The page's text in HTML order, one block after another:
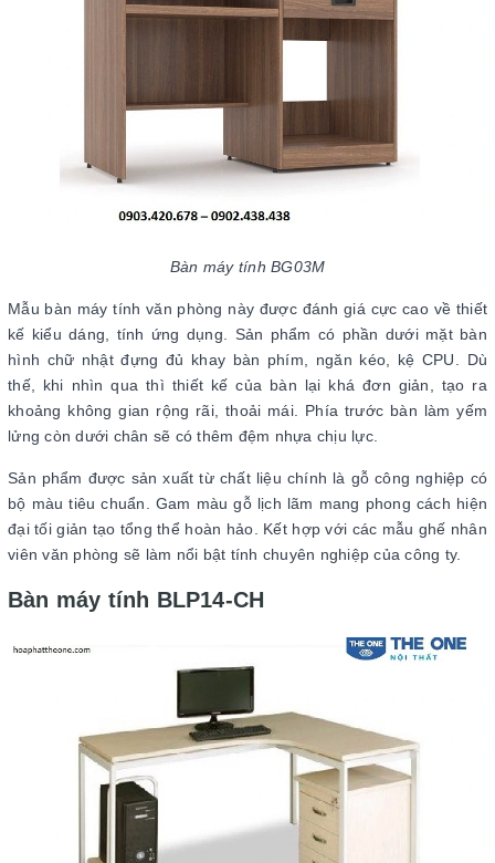
Bàn máy tính BG03M
Mẫu bàn máy tính văn phòng này được đánh giá cực cao về thiết
kế kiểu dáng, tính ứng dụng. Sản phẩm có phần dưới mặt bàn
hình chữ nhật đựng đủ khay bàn phím, ngăn kéo, kệ CPU. Dù
thế, khi nhìn qua thì thiết kế của bàn lại khá đơn giản, tạo ra
khoảng không gian rộng rãi, thoải mái. Phía trước bàn làm yếm
lửng còn dưới chân sẽ có thêm đệm nhựa chịu lực.
Sản phẩm được sản xuất từ chất liệu chính là gỗ công nghiệp có
bộ màu tiêu chuẩn. Gam màu gỗ lịch lãm mang phong cách hiện
đại tối giản tạo tổng thể hoàn hảo. Kết hợp với các mẫu ghế nhân
viên văn phòng sẽ làm nổi bật tính chuyên nghiệp của công ty.
Bàn máy tính BLP14-CH